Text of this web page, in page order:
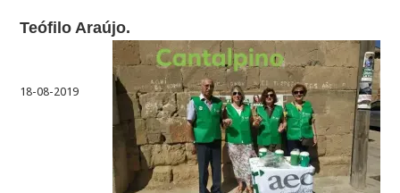
Teófilo Araújo.
18-08-2019